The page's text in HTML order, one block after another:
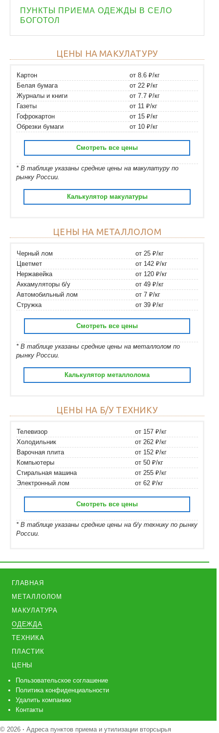
ПУНКТЫ ПРИЕМА ОДЕЖДЫ В СЕЛО
БОГОТОЛ
ЦЕНЫ НА МАКУЛАТУРУ
Картон
от 8.6 ₽/кг
Белая бумага
от 22 ₽/кг
Журналы и книги
от 7.7 ₽/кг
Газеты
от 11 ₽/кг
Гофрокартон
от 15 ₽/кг
Обрезки бумаги
от 10 ₽/кг
Смотреть все цены
* В таблице указаны средние цены на макулатуру по
рынку России.
Калькулятор макулатуры
ЦЕНЫ НА МЕТАЛЛОЛОМ
Черный лом
от 25 ₽/кг
Цветмет
от 142 ₽/кг
Нержавейка
от 120 ₽/кг
Аккамуляторы б/у
от 49 ₽/кг
Автомобильный лом
от 7 ₽/кг
Стружка
от 39 ₽/кг
Смотреть все цены
* В таблице указаны средние цены на металлолом по
рынку России.
Калькулятор металлолома
ЦЕНЫ НА Б/У ТЕХНИКУ
Телевизор
от 157 ₽/кг
Холодильник
от 262 ₽/кг
Варочная плита
от 152 ₽/кг
Компьютеры
от 50 ₽/кг
Стиральная машина
от 255 ₽/кг
Электронный лом
от 62 ₽/кг
Смотреть все цены
* В таблице указаны средние цены на б/у технику по рынку
России.
ГЛАВНАЯ
МЕТАЛЛОЛОМ
МАКУЛАТУРА
ОДЕЖДА
ТЕХНИКА
ПЛАСТИК
ЦЕНЫ
Пользовательское соглашение
Политика конфиденциальности
Удалить компанию
Контакты
© 2026 · Адреса пунктов приема и утилизации вторсырья